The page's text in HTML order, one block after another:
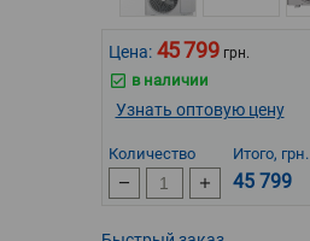
Цена: 45 799 грн.
в наличии
Узнать оптовую цену
Количество Итого, грн.
45 799